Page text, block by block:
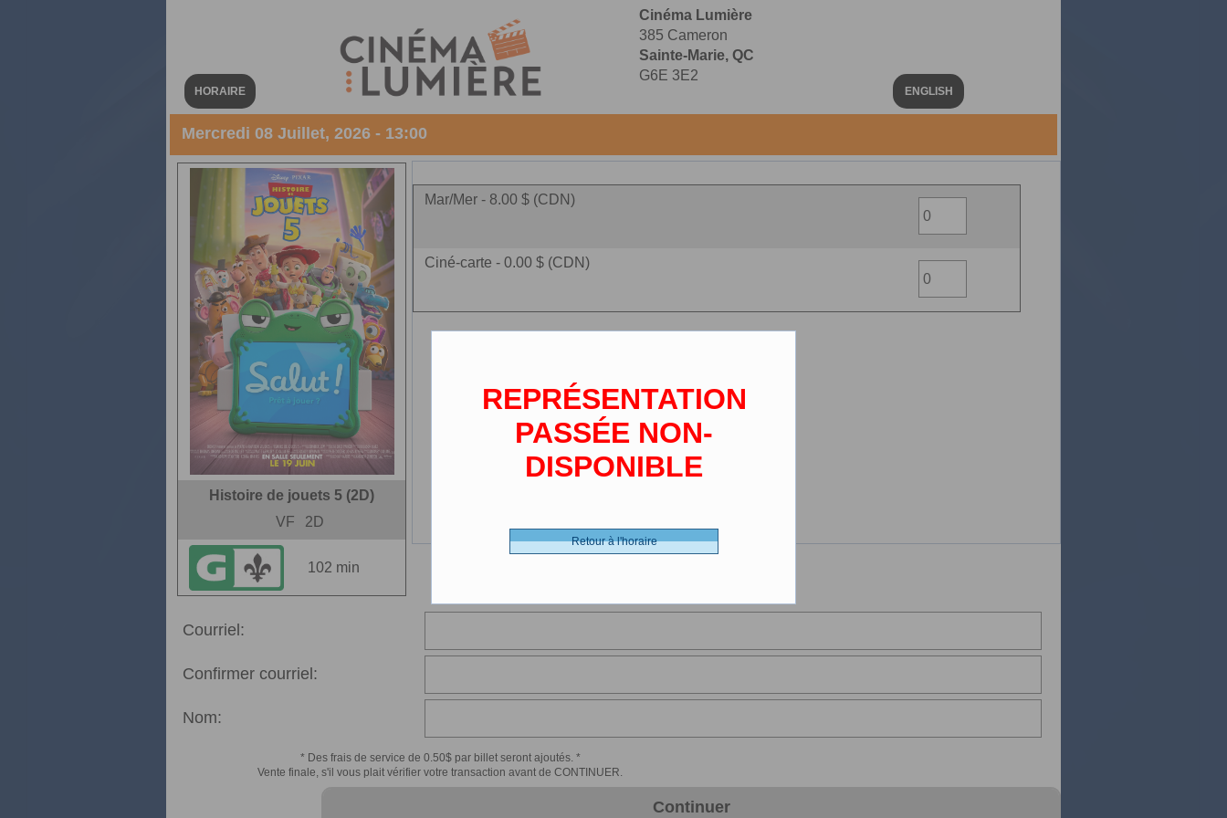
HORAIRE
Cinéma Lumière
385 Cameron
Sainte-Marie, QC
G6E 3E2
ENGLISH
Mercredi 08 Juillet, 2026 - 13:00
Histoire de jouets 5 (2D)
VF
2D
102 min
Mar/Mer - 8.00 $ (CDN)
Ciné-carte - 0.00 $ (CDN)
Courriel:
Confirmer courriel:
Nom:
* Des frais de service de 0.50$ par billet seront ajoutés. *
Vente finale, s'il vous plait vérifier votre transaction avant de CONTINUER.
Continuer
REPRÉSENTATION
PASSÉE NON-
DISPONIBLE
Retour à l'horaire